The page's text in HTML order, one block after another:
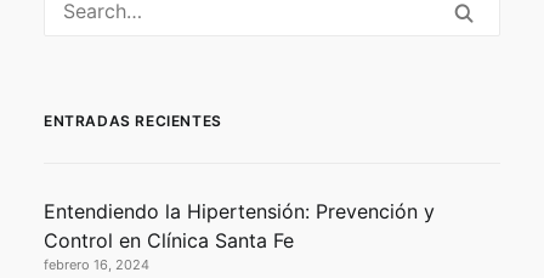
ENTRADAS RECIENTES
Entendiendo la Hipertensión: Prevención y
Control en Clínica Santa Fe
febrero 16, 2024